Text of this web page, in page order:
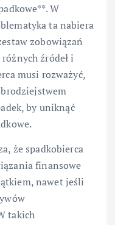
W
ta nabiera
zobowiązań
źródeł i
musi rozważyć,
by uniknąć
że spadkobierca
finansowe
nawet jeśli
takich